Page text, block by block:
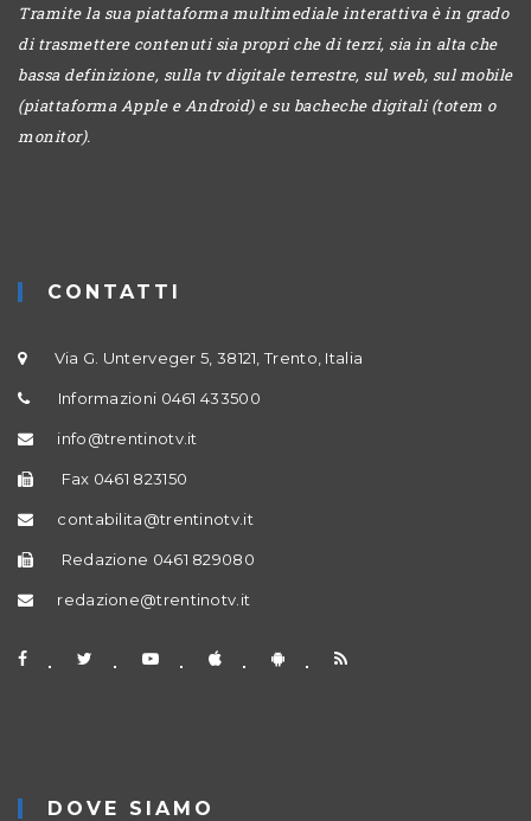
Tramite la sua piattaforma multimediale interattiva è in grado
di trasmettere contenuti sia propri che di terzi, sia in alta che
bassa definizione, sulla tv digitale terrestre, sul web, sul mobile
(piattaforma Apple e Android) e su bacheche digitali (totem o
monitor).
CONTATTI
Via G. Unterveger 5, 38121, Trento, Italia
Informazioni 0461 433500
info@trentinotv.it
Fax 0461 823150
contabilita@trentinotv.it
Redazione 0461 829080
redazione@trentinotv.it
DOVE SIAMO